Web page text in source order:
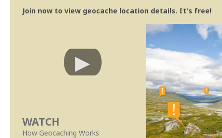
Join now to view geocache location details. It's free!
WATCH
How Geocaching Works